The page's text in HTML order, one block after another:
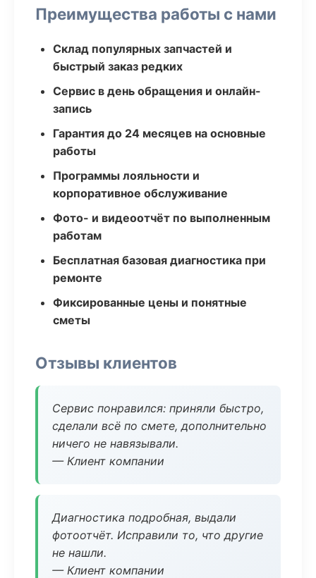
Преимущества работы с нами
Склад популярных запчастей и
быстрый заказ редких
Сервис в день обращения и онлайн-
запись
Гарантия до 24 месяцев на основные
работы
Программы лояльности и
корпоративное обслуживание
Фото- и видеоотчёт по выполненным
работам
Бесплатная базовая диагностика при
ремонте
Фиксированные цены и понятные
сметы
Отзывы клиентов
Сервис понравился: приняли быстро,
сделали всё по смете, дополнительно
ничего не навязывали.
— Клиент компании
Диагностика подробная, выдали
фотоотчёт. Исправили то, что другие
не нашли.
— Клиент компании